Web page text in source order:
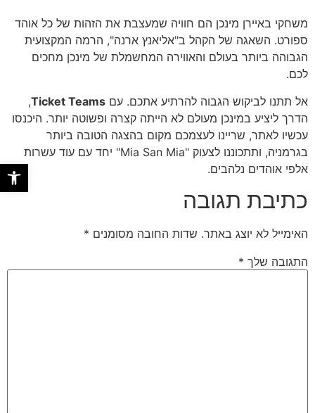
משחקי באיירן מינכן הם חוויה שמעצבת את הזהות של כל אוהד
ספורט. השאגה של הקהל ב"אליאנץ ארנה", הרמה המקצועית
הגבוהה ביותר בעולם והאווירה המחשמלת של מינכן מחכים
לכם.
אל תתנו לביקוש הגבוה להרתיע אתכם. עם Ticket Teams
,
הדרך ליציע במינכן מעולם לא הייתה קצרה ופשוטה יותר. היכנסו
עכשיו לאתר, שריינו לעצמכם מקום בהצגה הטובה ביותר
בגרמניה, ותתכוננו לצעוק "Mia San Mia" יחד עם עוד עשרות
אלפי אוהדים נלהבים.
כתיבת תגובה
האימייל לא יוצג באתר. שדות החובה מסומנים *
התגובה שלך *
פתח